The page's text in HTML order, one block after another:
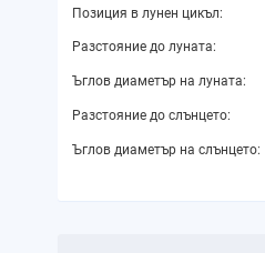
Позиция в лунен цикъл:
Разстояние до луната:
Ъглов диаметър на луната:
Разстояние до слънцето:
Ъглов диаметър на слънцето: